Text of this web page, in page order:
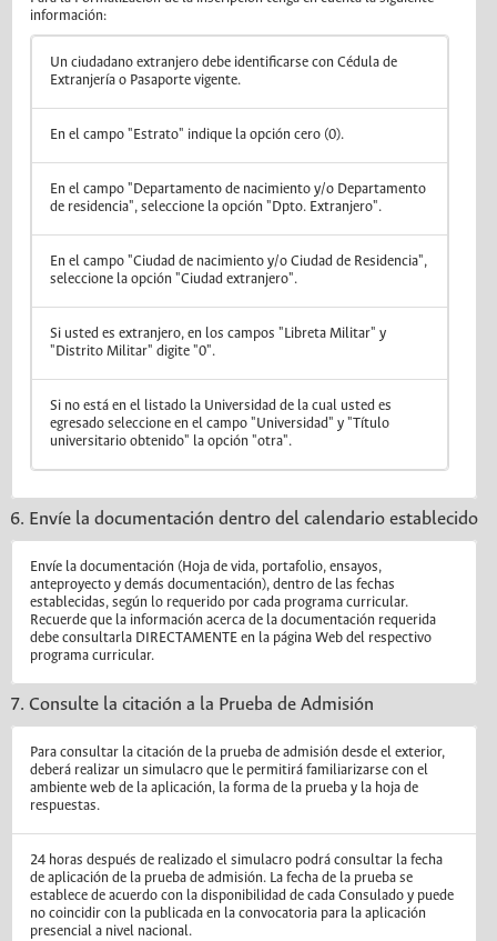
información:
Un ciudadano extranjero debe identificarse con Cédula de
Extranjería o Pasaporte vigente.
En el campo "Estrato" indique la opción cero (0).
En el campo "Departamento de nacimiento y/o Departamento
de residencia", seleccione la opción "Dpto. Extranjero".
En el campo "Ciudad de nacimiento y/o Ciudad de Residencia",
seleccione la opción "Ciudad extranjero".
Si usted es extranjero, en los campos "Libreta Militar" y
"Distrito Militar" digite "0".
Si no está en el listado la Universidad de la cual usted es
egresado seleccione en el campo "Universidad" y "Título
universitario obtenido" la opción "otra".
6. Envíe la documentación dentro del calendario establecido
Envíe la documentación (Hoja de vida, portafolio, ensayos,
anteproyecto y demás documentación), dentro de las fechas
establecidas, según lo requerido por cada programa curricular.
Recuerde que la información acerca de la documentación requerida
debe consultarla DIRECTAMENTE en la página Web del respectivo
programa curricular.
7. Consulte la citación a la Prueba de Admisión
Para consultar la citación de la prueba de admisión desde el exterior,
deberá realizar un simulacro que le permitirá familiarizarse con el
ambiente web de la aplicación, la forma de la prueba y la hoja de
respuestas.
24 horas después de realizado el simulacro podrá consultar la fecha
de aplicación de la prueba de admisión. La fecha de la prueba se
establece de acuerdo con la disponibilidad de cada Consulado y puede
no coincidir con la publicada en la convocatoria para la aplicación
presencial a nivel nacional.